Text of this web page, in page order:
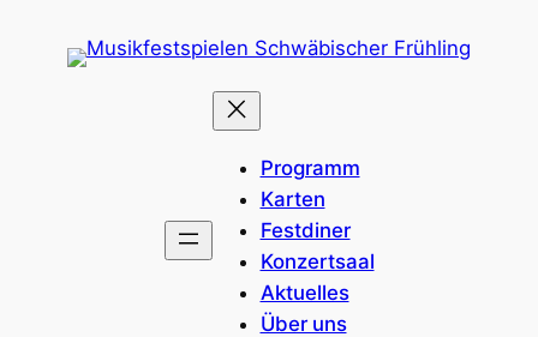
Programm
Karten
Festdiner
Konzertsaal
Aktuelles
Über uns